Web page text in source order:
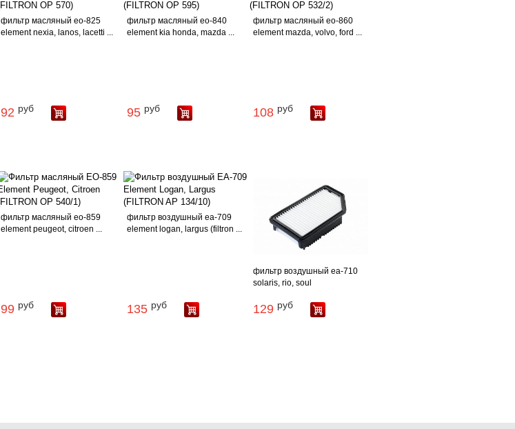
фильтр масляный ео-825
element nexia, lanos, lacetti ...
92 руб
фильтр масляный ео-840
element kia honda, mazda ...
95 руб
фильтр масляный ео-860
element mazda, volvo, ford ...
108 руб
фильтр масляный ео-859
element peugeot, citroen ...
99 руб
фильтр воздушный еа-709
element logan, largus (filtron ...
135 руб
фильтр воздушный еа-710
solaris, rio, soul
129 руб